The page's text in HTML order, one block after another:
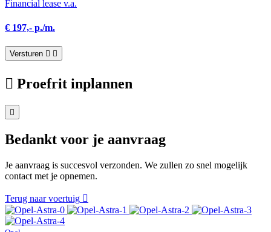
Financial lease v.a.
€ 197,- p./m.
Versturen
Proefrit inplannen
Bedankt voor je aanvraag
Je aanvraag is succesvol verzonden. We zullen zo snel mogelijk
contact met je opnemen.
Terug naar voertuig